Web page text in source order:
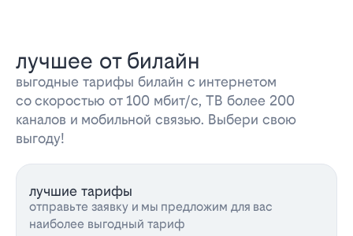
лучшее от билайн
выгодные тарифы билайн с интернетом
со скоростью от 100 мбит/с, ТВ более 200
каналов и мобильной связью. Выбери свою
выгоду!
лучшие тарифы
отправьте заявку и мы предложим для вас
наиболее выгодный тариф